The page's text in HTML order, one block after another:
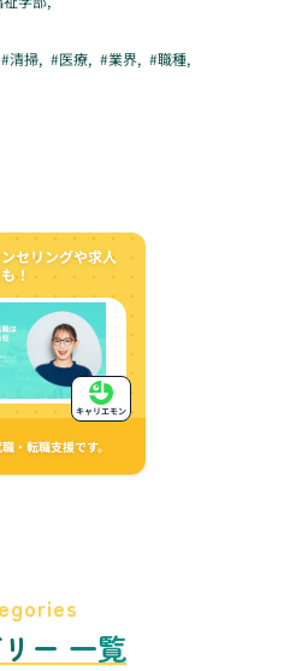
#清掃, #医療, #業界, #職種,
セリングや求人
！
・転職支援です。
キャリエモン
ー 一覧